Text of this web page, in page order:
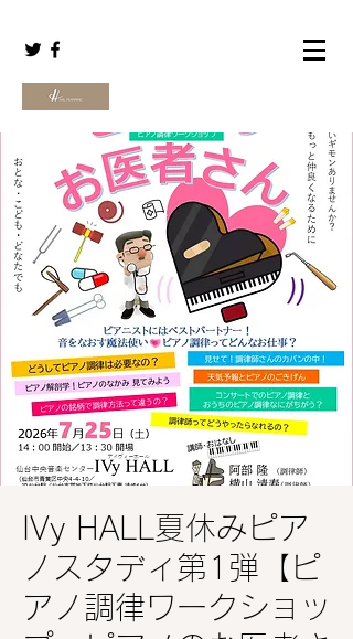
IVy HALL夏休みピア
ノスタディ第1弾【ピ
アノ調律ワークショッ